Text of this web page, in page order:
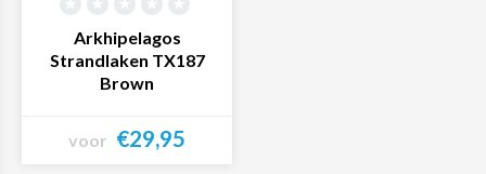
Arkhipelagos
Strandlaken TX187
Brown
voor €29,95